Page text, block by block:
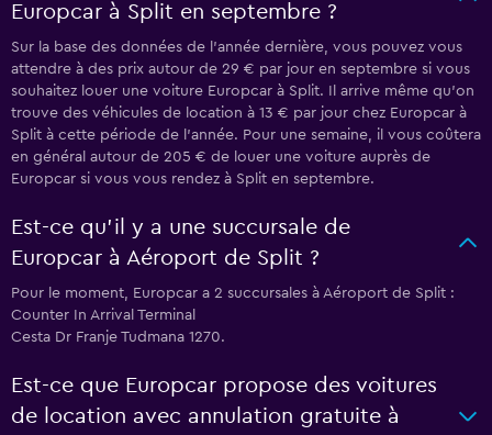
Europcar à Split en septembre ?
Sur la base des données de l’année dernière, vous pouvez vous
attendre à des prix autour de 29 € par jour en septembre si vous
souhaitez louer une voiture Europcar à Split. Il arrive même qu’on
trouve des véhicules de location à 13 € par jour chez Europcar à
Split à cette période de l’année. Pour une semaine, il vous coûtera
en général autour de 205 € de louer une voiture auprès de
Europcar si vous vous rendez à Split en septembre.
Est-ce qu’il y a une succursale de
Europcar à Aéroport de Split ?
Pour le moment, Europcar a 2 succursales à Aéroport de Split :
Counter In Arrival Terminal
Cesta Dr Franje Tudmana 1270.
Est-ce que Europcar propose des voitures
de location avec annulation gratuite à